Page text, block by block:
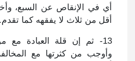
أي في الإنقاص عن السبع،
أقل من ثلاث لا يفقهه كما تقدم.
13- ثم إن قلة العبادة مع
وأوجب من كثرتها مع